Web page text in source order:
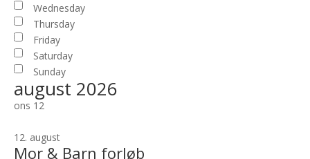
Wednesday
Thursday
Friday
Saturday
Sunday
august 2026
ons 12
12. august
Mor & Barn forløb